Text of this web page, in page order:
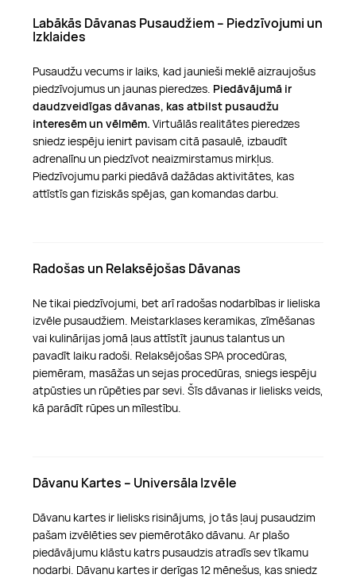
Labākās Dāvanas Pusaudžiem – Piedzīvojumi un
Izklaides
Pusaudžu vecums ir laiks, kad jaunieši meklē aizraujošus
piedzīvojumus un jaunas pieredzes. Piedāvājumā ir
daudzveidīgas dāvanas, kas atbilst pusaudžu
interesēm un vēlmēm. Virtuālās realitātes pieredzes
sniedz iespēju ienirt pavisam citā pasaulē, izbaudīt
adrenalīnu un piedzīvot neaizmirstamus mirkļus.
Piedzīvojumu parki piedāvā dažādas aktivitātes, kas
attīstīs gan fiziskās spējas, gan komandas darbu.
Radošas un Relaksējošas Dāvanas
Ne tikai piedzīvojumi, bet arī radošas nodarbības ir lieliska
izvēle pusaudžiem. Meistarklases keramikas, zīmēšanas
vai kulinārijas jomā ļaus attīstīt jaunus talantus un
pavadīt laiku radoši. Relaksējošas SPA procedūras,
piemēram, masāžas un sejas procedūras, sniegs iespēju
atpūsties un rūpēties par sevi. Šīs dāvanas ir lielisks veids,
kā parādīt rūpes un mīlestību.
Dāvanu Kartes – Universāla Izvēle
Dāvanu kartes ir lielisks risinājums, jo tās ļauj pusaudzim
pašam izvēlēties sev piemērotāko dāvanu. Ar plašo
piedāvājumu klāstu katrs pusaudzis atradīs sev tīkamu
nodarbi. Dāvanu kartes ir derīgas 12 mēnešus, kas sniedz